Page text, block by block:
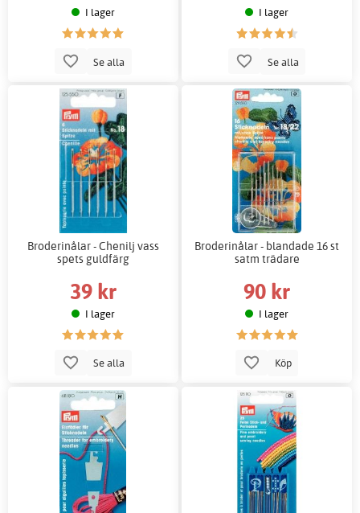
I lager
Se alla
I lager
Se alla
Broderinålar - Chenilj vass
spets guldfärg
39 kr
I lager
Se alla
Broderinålar - blandade 16 st
satm trädare
90 kr
I lager
Köp